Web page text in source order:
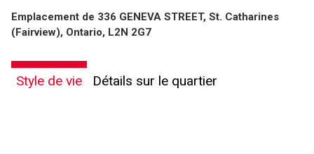
Emplacement de 336 GENEVA STREET, St. Catharines
(Fairview), Ontario, L2N 2G7
Style de vie Détails sur le quartier